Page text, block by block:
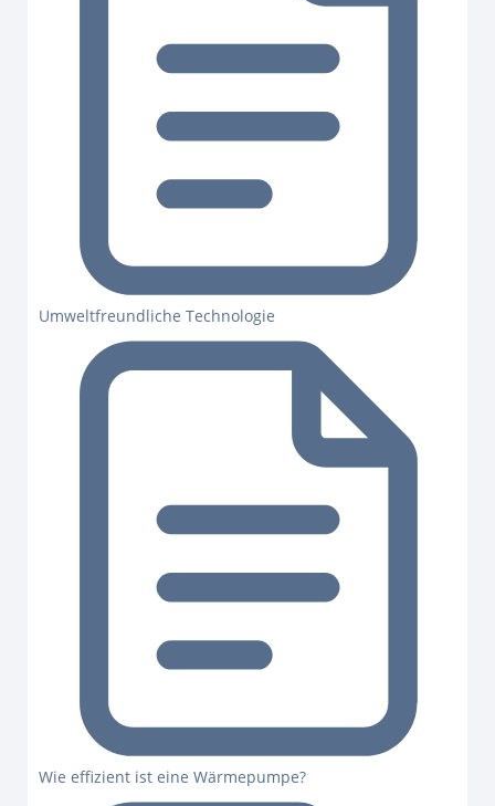
Umweltfreundliche Technologie
Wie effizient ist eine Wärmepumpe?